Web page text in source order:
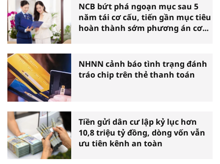
NCB bứt phá ngoạn mục sau 5
năm tái cơ cấu, tiến gần mục tiêu
hoàn thành sớm phương án cơ
NHNN cảnh báo tình trạng đánh
tráo chip trên thẻ thanh toán
Tiền gửi dân cư lập kỷ lục hơn
10,8 triệu tỷ đồng, dòng vốn vẫn
ưu tiên kênh an toàn